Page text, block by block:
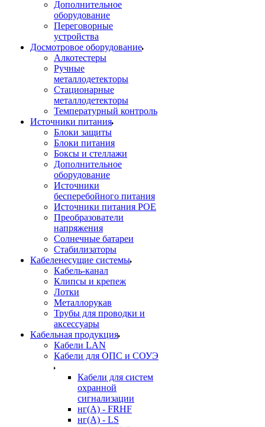
Дополнительное
оборудование
Переговорные
устройства
Досмотровое оборудование
Алкотестеры
Ручные
металлодетекторы
Стационарные
металлодетекторы
Температурный контроль
Источники питания
Блоки защиты
Блоки питания
Боксы и стеллажи
Дополнительное
оборудование
Источники
бесперебойного питания
Источники питания POE
Преобразователи
напряжения
Солнечные батареи
Стабилизаторы
Кабеленесущие системы
Кабель-канал
Клипсы и крепеж
Лотки
Металлорукав
Трубы для проводки и
аксессуары
Кабельная продукция
Кабели LAN
Кабели для ОПС и СОУЭ
Кабели для систем
охранной
сигнализации
нг(A) - FRHF
нг(A) - LS